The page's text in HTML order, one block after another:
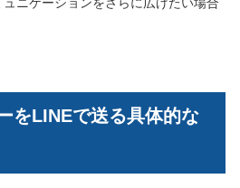
をLINEで送る具体的な